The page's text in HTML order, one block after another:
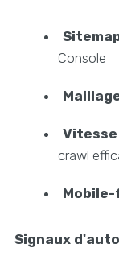
Console
crawl
Signaux